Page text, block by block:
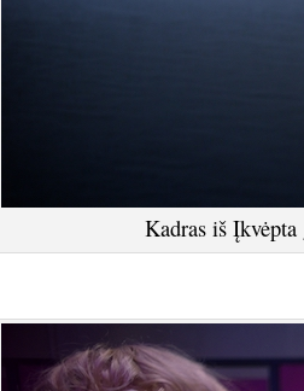
Kadras iš